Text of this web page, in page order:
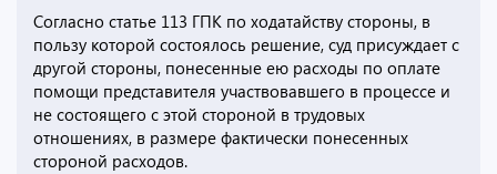
Согласно статье 113 ГПК по ходатайству стороны, в
пользу которой состоялось решение, суд присуждает с
другой стороны, понесенные ею расходы по оплате
помощи представителя участвовавшего в процессе и
не состоящего с этой стороной в трудовых
отношениях, в размере фактически понесенных
стороной расходов.